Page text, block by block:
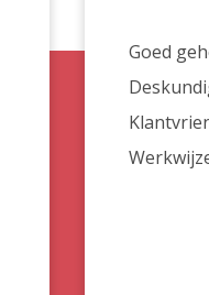
Goed